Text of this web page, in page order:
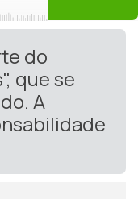
do
que se
A